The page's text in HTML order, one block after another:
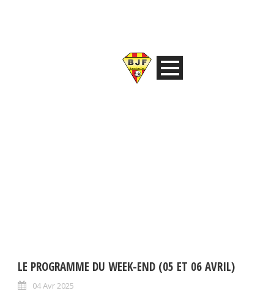
LE PROGRAMME DU WEEK-END (05 ET 06 AVRIL)
04 Avr 2025